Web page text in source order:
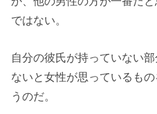
ではない。
自分の彼氏が持っていない
ないと女性が思っているも
うのだ。